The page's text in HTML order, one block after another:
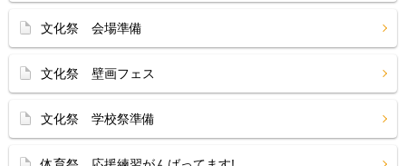
文化祭 会場準備
文化祭 壁画フェス
文化祭 学校祭準備